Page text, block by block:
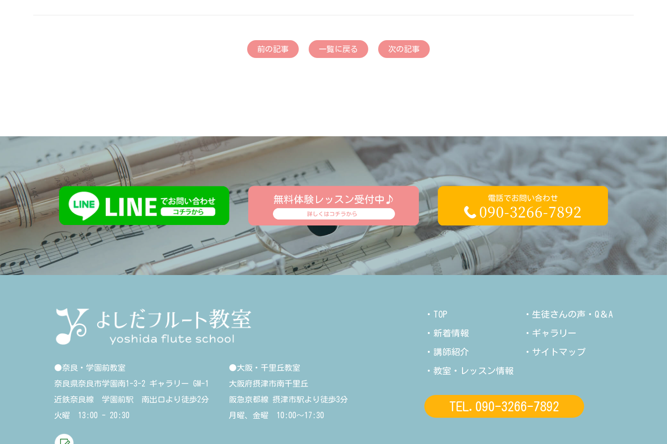
前の記事 一覧に戻る 次の記事
●奈良・学園前教室
奈良県奈良市学園南1-3-2 ギャラリー GM-1
近鉄奈良線 学園前駅 南出口より徒歩2分
火曜 13:00 - 20:30
●大阪・千里丘教室
大阪府摂津市南千里丘
阪急京都線 摂津市駅より徒歩3分
月曜、金曜 10:00〜17:30
・TOP
・新着情報
・講師紹介
・教室・レッスン情報
・生徒さんの声・Q＆A
・ギャラリー
・サイトマップ
TEL.090-3266-7892